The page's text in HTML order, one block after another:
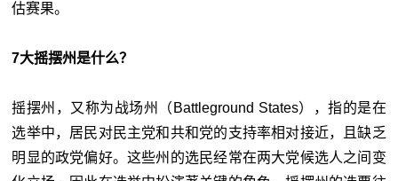
估赛果。
7大摇摆州是什么？
摇摆州，又称为战场州（Battleground States），指的是在
选举中，居民对民主党和共和党的支持率相对接近，且缺乏
明显的政党偏好。这些州的选民经常在两大党候选人之间变